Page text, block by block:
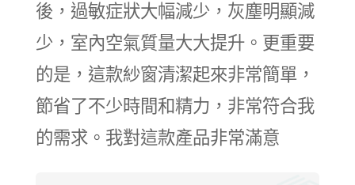
後，過敏症狀大幅減少，灰塵明顯減
少，室內空氣質量大大提升。更重要
的是，這款紗窗清潔起來非常簡單，
節省了不少時間和精力，非常符合我
的需求。我對這款產品非常滿意